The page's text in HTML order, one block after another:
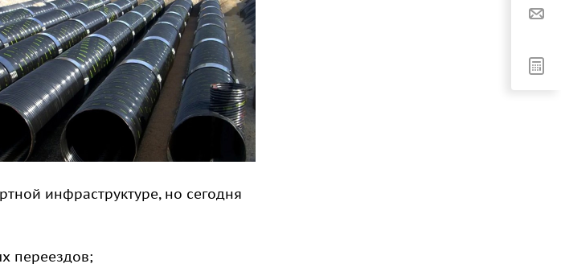
инфраструктуре, но сегодня
переездов;